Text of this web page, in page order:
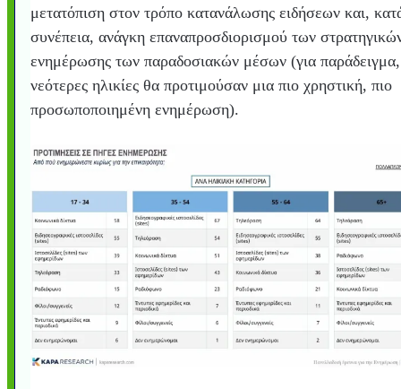
μετατόπιση στον τρόπο κατανάλωσης ειδήσεων και,
συνέπεια, ανάγκη επαναπροσδιορισμού των
ενημέρωσης των παραδοσιακών μέσων (για παράδειγμα,
νεότερες ηλικίες θα προτιμούσαν μια πιο χρηστική, πιο
προσωποποιημένη ενημέρωση).